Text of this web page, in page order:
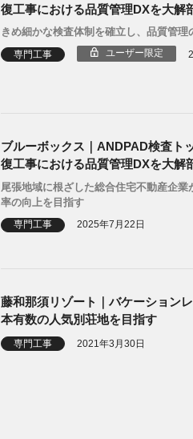
復工事における品質管理DXを大解
きめ細かな検査体制を確立し、品質管
専門工事 ユーザー限定
ブルーボックス｜ANDPAD検査ト
復工事における品質管理DXを大解
尾張地域に根ざした総合住宅不動産企
率の向上を目指す
専門工事 2025年7月22日
藤和那須リゾート｜バケーション
本有数の人気別荘地を目指す
専門工事 2021年3月30日